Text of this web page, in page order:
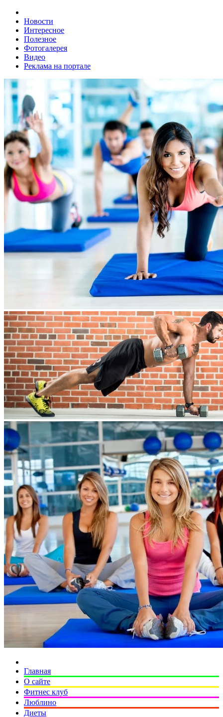
Новости
Интересное
Полезное
Фотогалерея
Видео
Реклама на портале
Главная
О сайте
Фитнес клуб
Люблино
Диеты